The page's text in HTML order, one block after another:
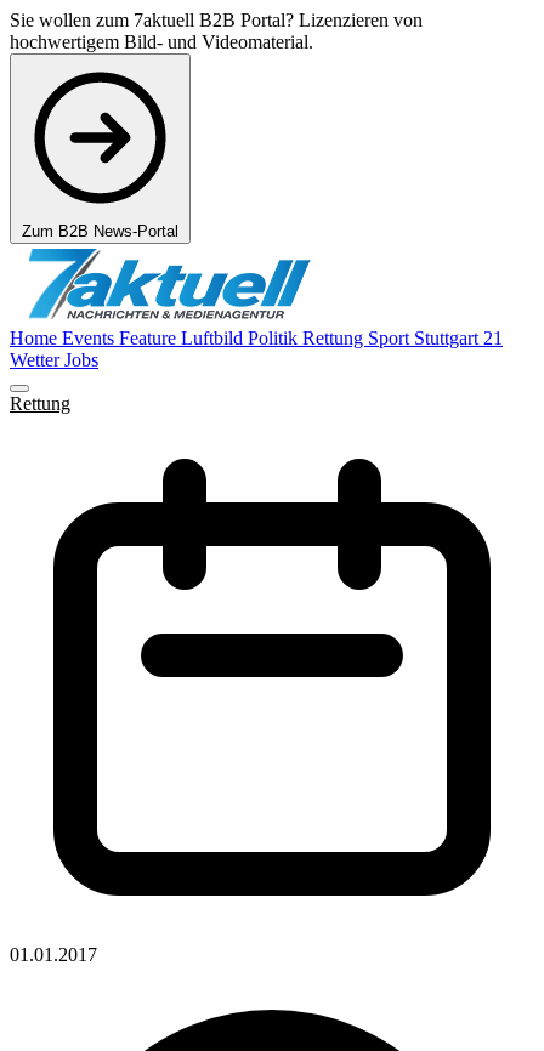
Sie wollen zum 7aktuell B2B Portal? Lizenzieren von
hochwertigem Bild- und Videomaterial.
Zum B2B News-Portal
Home Events Feature Luftbild Politik Rettung Sport Stuttgart 21
WetterJobs
Rettung
01.01.2017